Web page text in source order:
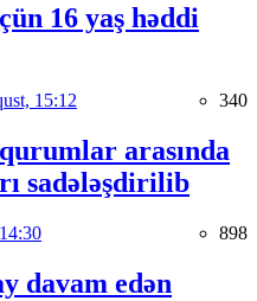
16 yaş həddi
15:12 340
arasında
sadələşdirilib
898
davam edən